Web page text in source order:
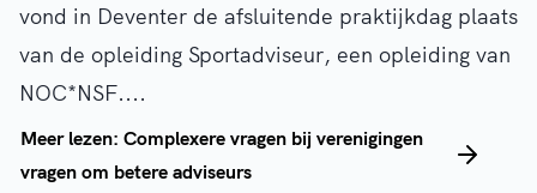
vond in Deventer de afsluitende praktijkdag plaats
van de opleiding Sportadviseur, een opleiding van
NOC*NSF....
Meer lezen: Complexere vragen bij verenigingen
vragen om betere adviseurs